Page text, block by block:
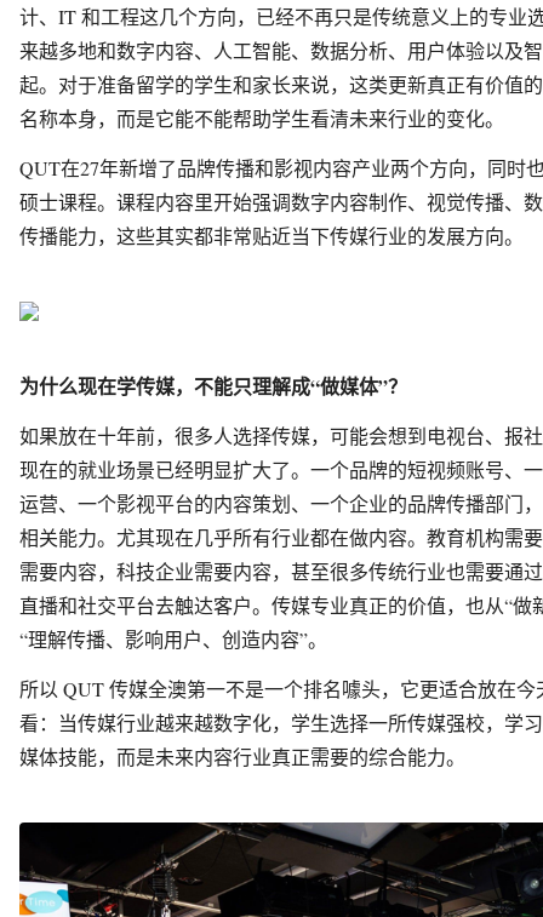
计、IT 和工程这几个方向，已经不再只是传统意义上的专业
来越多地和数字内容、人工智能、数据分析、用户体验以及
起。对于准备留学的学生和家长来说，这类更新真正有价值
名称本身，而是它能不能帮助学生看清未来行业的变化。
QUT在27年新增了品牌传播和影视内容产业两个方向，同时
硕士课程。课程内容里开始强调数字内容制作、视觉传播、
传播能力，这些其实都非常贴近当下传媒行业的发展方向。
为什么现在学传媒，不能只理解成“做媒体”？
如果放在十年前，很多人选择传媒，可能会想到电视台、报
现在的就业场景已经明显扩大了。一个品牌的短视频账号、
运营、一个影视平台的内容策划、一个企业的品牌传播部门
相关能力。尤其现在几乎所有行业都在做内容。教育机构需
需要内容，科技企业需要内容，甚至很多传统行业也需要通
直播和社交平台去触达客户。传媒专业真正的价值，也从“做
“理解传播、影响用户、创造内容”。
所以 QUT 传媒全澳第一不是一个排名噱头，它更适合放在
看：当传媒行业越来越数字化，学生选择一所传媒强校，学
媒体技能，而是未来内容行业真正需要的综合能力。